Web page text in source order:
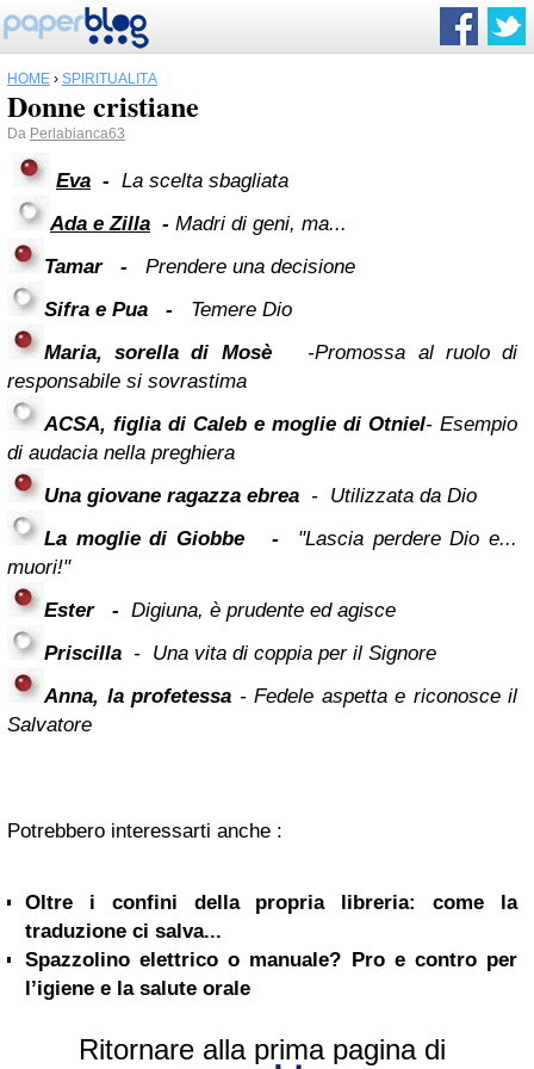
HOME › SPIRITUALITÀ
Donne cristiane
Da Perlabianca63
Eva - La scelta sbagliata
Ada e Zilla - Madri di geni, ma...
Tamar-
Prendere una decisione
Sifra e Pua -
Temere Dio
Maria, sorella di Mosè-Promossa al ruolo di
responsabile si sovrastima
ACSA, figlia di Caleb e moglie di Otniel- Esempio
di audacia nella preghiera
Una giovane ragazza ebrea - Utilizzata da Dio
La moglie di Giobbe - "Lascia perdere Dio e...
muori!"
Ester- Digiuna, è prudente ed agisce
Priscilla - Una vita di coppia per il Signore
Anna, la profetessa - Fedele aspetta e riconosce il
Salvatore
Potrebbero interessarti anche :
Oltre i confini della propria libreria: come la
traduzione ci salva...
Spazzolino elettrico o manuale? Pro e contro per
l’igiene e la salute orale
Ritornare alla prima pagina di